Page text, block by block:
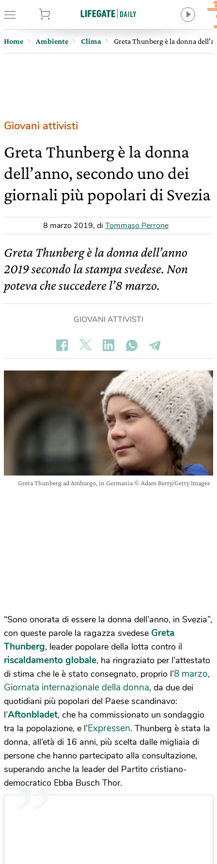
Home Ambiente Clima Greta Thunberg è la donna
Giovani attivisti
Greta Thunberg è la donna
dell’anno, secondo uno dei
giornali più popolari di Svezia
8 marzo 2019, di Tommaso Perrone
Greta Thunberg è la donna dell’anno
2019 secondo la stampa svedese. Non
poteva che succedere l’8 marzo.
GIOVANI ATTIVISTI
Greta Thunberg ad Amburgo, in Germania © Adam Berry/Getty Images
“Sono onorata di essere la donna dell’anno, in Svezia”,
con queste parole la ragazza svedese Greta
Thunberg, leader popolare della lotta contro il
riscaldamento globale, ha ringraziato per l’attestato
di stima che le è stato consegnato, proprio l’8 marzo,
Giornata internazionale della donna, da due dei
quotidiani più popolari del Paese scandinavo:
l’Aftonbladet, che ha commissionato un sondaggio
tra la popolazione, e l’Expressen. Thunberg è stata la
donna, all’età di 16 anni, più scelta dalle migliaia di
persone che hanno partecipato alla consultazione,
superando anche la leader del Partito cristiano-
democratico Ebba Busch Thor.